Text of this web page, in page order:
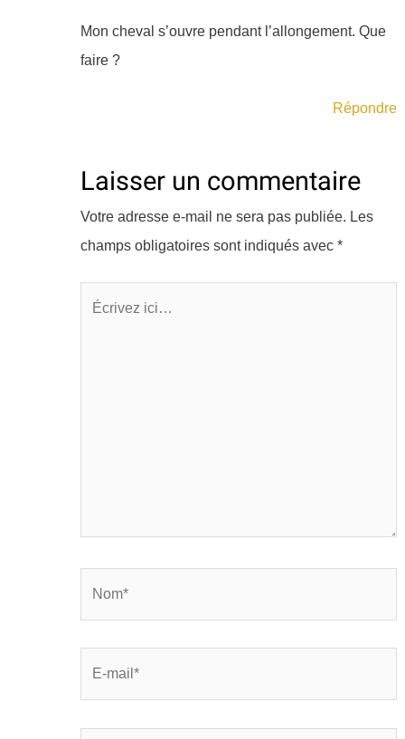
Mon cheval s’ouvre pendant l’allongement. Que
faire ?
Répondre
Laisser un commentaire
Votre adresse e-mail ne sera pas publiée. Les
champs obligatoires sont indiqués avec *